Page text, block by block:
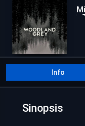
Info
Sinopsis